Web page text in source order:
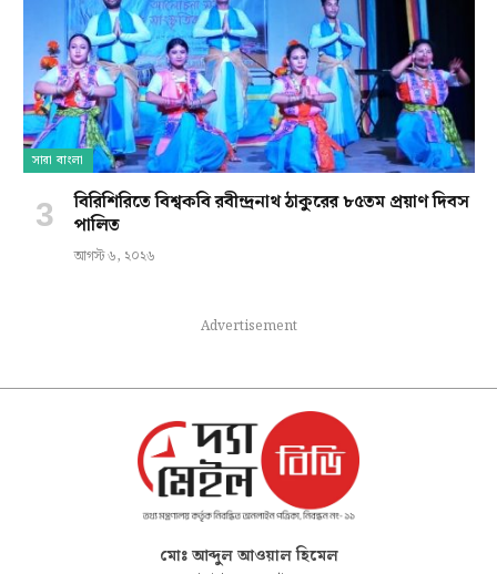
সারা বাংলা
বিরিশিরিতে বিশ্বকবি রবীন্দ্রনাথ ঠাকুরের ৮৫তম প্রয়াণ দিবস
পালিত
আগস্ট ৬, ২০২৬
Advertisement
মোঃ আব্দুল আওয়াল হিমেল